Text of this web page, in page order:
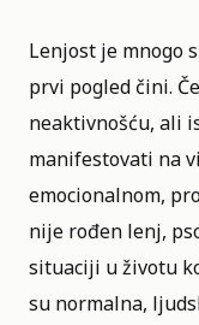
Lenjost je mnogo
prvi pogled čini.
neaktivnošću, ali
manifestovati na
emocionalnom,
nije rođen lenj,
situaciji u životu
su normalna,